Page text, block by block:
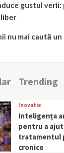
gustul
liber
nu mai caută un
Trending
Inovatie
Inteligența
pentru a
tratamentul
cronice